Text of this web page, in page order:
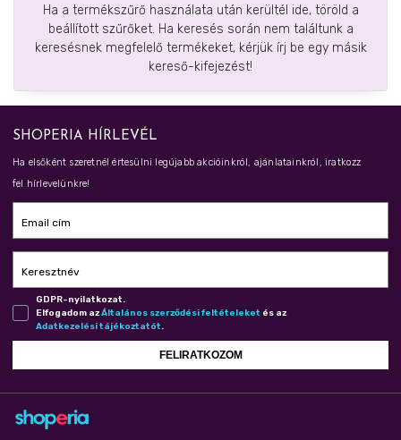
Ha a termékszűrő használata után kerültél ide, töröld a
beállított szűrőket. Ha keresés során nem találtunk a
keresésnek megfelelő termékeket, kérjük írj be egy másik
kereső-kifejezést!
SHOPERIA HÍRLEVÉL
Ha elsőként szeretnél értesülni legújabb akcióinkról, ajánlatainkról, iratkozz
fel hírlevelünkre!
Email cím
Keresztnév
GDPR-nyilatkozat.
Elfogadom azÁl­ta­lá­nos szer­ző­dé­si fel­té­te­le­ket és az
Adat­ke­ze­lé­si tá­jé­koz­ta­tót.
FELIRATKOZOM